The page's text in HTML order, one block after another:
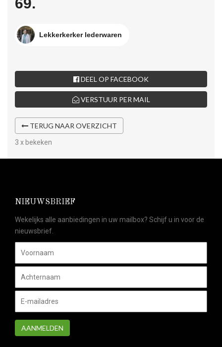
Lekkerkerker lederwaren
DEEL OP FACEBOOK
VERSTUUR PER MAIL
TERUG NAAR OVERZICHT
3 x bekeken
NIEUWSBRIEF
Wekelijks alle aanbiedingen in uw mailbox? Schijf u in voor de
nieuwsbrief.
AANMELDEN